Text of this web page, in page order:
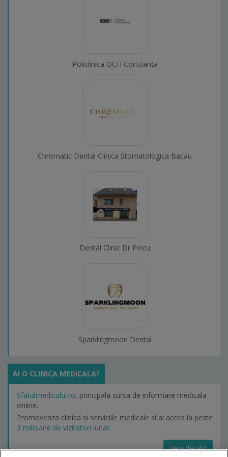
Policlinica OCH Constanța
Chromatic Dental Clinica Stomatologica Bacau
Dental Clinic Dr Peicu
Sparklingmoon Dental
AI O CLINICA MEDICALA?
Sfatulmedicului.ro, principala sursa de informare medicala
online.
Promoveaza clinica si serviciile medicale si ai acces la peste
3 milioane de vizitatori lunar.
Vezi detalii!